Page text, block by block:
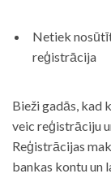
Netiek
reģistrācija
Bieži gadās, kad
veic reģistrāciju
Reģistrācijas
bankas kontu un